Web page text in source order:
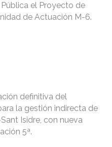
el Proyecto de
de Actuación M-6.
definitiva del
la gestión indirecta de
Isidre, con nueva
5ª.